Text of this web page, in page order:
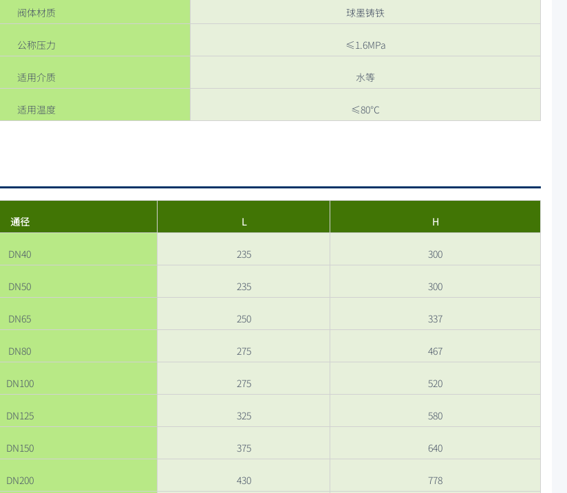
阀体材质 球墨铸铁
公称压力 ≤1.6MPa
适用介质 水等
适用温度 ≤80℃
通径 L H
DN40 235 300
DN50 235 300
DN65 250 337
DN80 275 467
DN100 275 520
DN125 325 580
DN150 375 640
DN200 430 778